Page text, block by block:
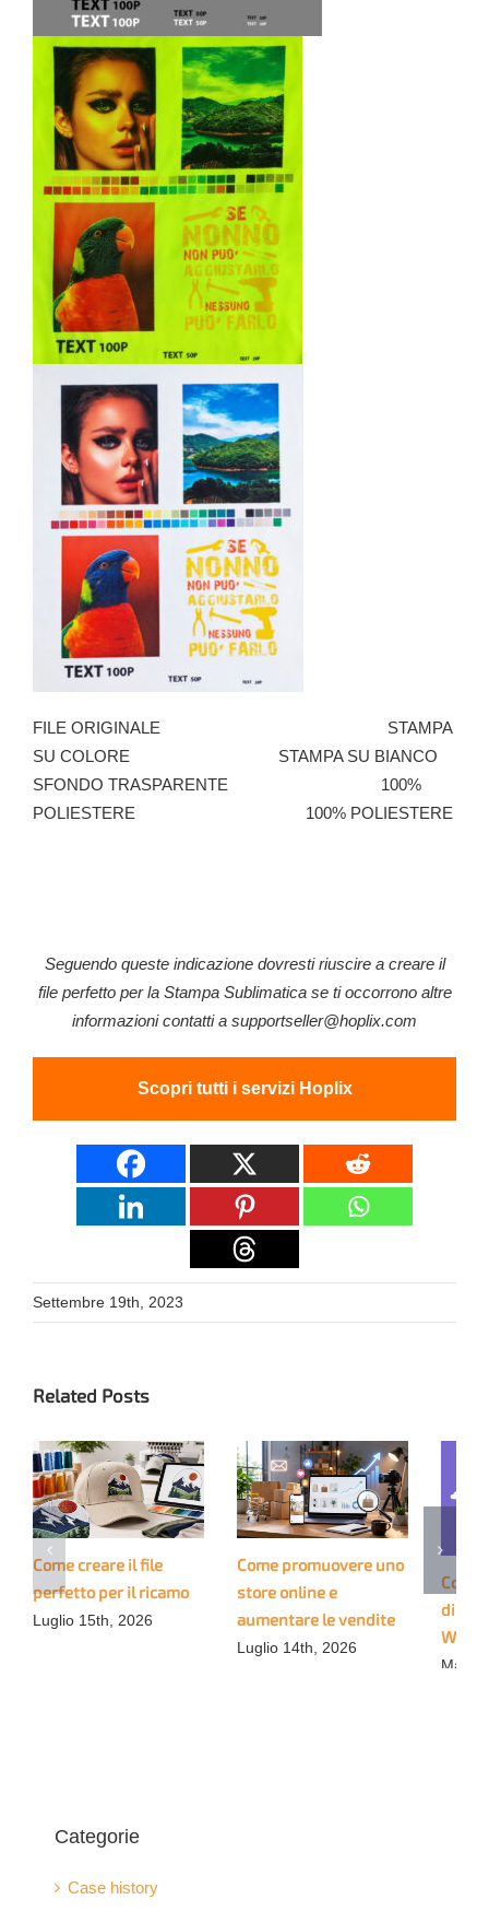
FILE ORIGINALE STAMPA
SU COLORE STAMPA SU BIANCO
SFONDO TRASPARENTE 100%
POLIESTERE 100% POLIESTERE
Seguendo queste indicazione dovresti riuscire a creare il
file perfetto per la Stampa Sublimatica se ti occorrono altre
informazioni contatti a supportseller@hoplix.com
Scopri tutti i servizi Hoplix
Settembre 19th, 2023
Related Posts
Come creare il file
perfetto per il ricamo
Luglio 15th, 2026
Come promuovere uno
store online e
aumentare le vendite
Luglio 14th, 2026
di
Marzo
Categorie
Case history